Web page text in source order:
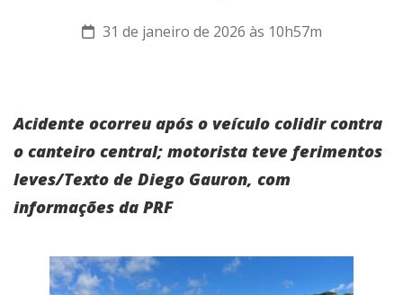
31 de janeiro de 2026 às 10h57m
Acidente ocorreu após o veículo colidir contra
o canteiro central; motorista teve ferimentos
leves/Texto de Diego Gauron, com
informações da PRF